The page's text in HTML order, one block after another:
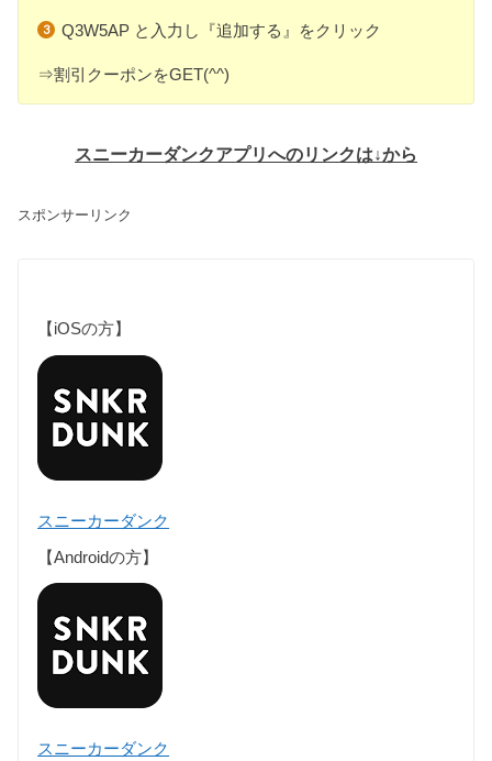
Q3W5AP と入力し『追加する』をクリック
⇒割引クーポンをGET(^^)
スニーカーダンクアプリへのリンクは↓から
スポンサーリンク
【iOSの方】
スニーカーダンク
【Androidの方】
スニーカーダンク